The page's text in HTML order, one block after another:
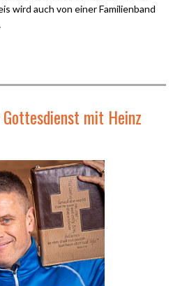
wird auch von einer Familienband
mit Heinz